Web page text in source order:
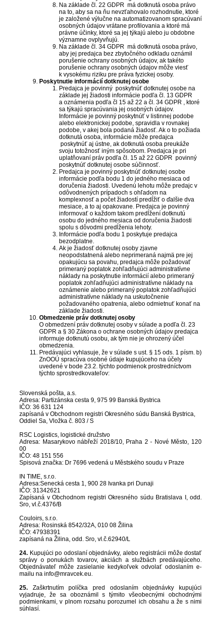
Na základe čl. 22 GDPR má dotknutá osoba právo
na to, aby sa na ňu nevzťahovalo rozhodnutie, ktoré
je založené výlučne na automatizovanom spracúvaní
osobných údajov vrátane profilovania a ktoré má
právne účinky, ktoré sa jej týkajú alebo ju obdobne
významne ovplyvňujú.
Na základe čl. 34 GDPR má dotknutá osoba právo,
aby jej predajca bez zbytočného odkladu oznámil
porušenie ochrany osobných údajov, ak takéto
porušenie ochrany osobných údajov môže viesť
k vysokému riziku pre práva fyzickej osoby.
Poskytnutie informácií dotknutej osobe
Predajca je povinný poskytnúť dotknutej osobe na
základe jej žiadosti informácie podľa čl. 13 GDPR
a oznámenia podľa čl 15 až 22 a čl. 34 GDPR , ktoré
sa týkajú spracúvania jej osobných údajov.
Informácie je povinný poskytnúť v listinnej podobe
alebo elektronickej podobe, spravidla v rovnakej
podobe, v akej bola podaná žiadosť. Ak o to požiada
dotknutá osoba, informácie môže predajca
poskytnúť aj ústne, ak dotknutá osoba preukáže
svoju totožnosť iným spôsobom. Predajca je pri
uplatňovaní práv podľa čl. 15 až 22 GDPR povinný
poskytnúť dotknutej osobe súčinnosť.
Predajca je povinný poskytnúť dotknutej osobe
informácie podľa bodu 1 do jedného mesiaca od
doručenia žiadosti. Uvedenú lehotu môže predajc v
odôvodnených prípadoch s ohľadom na
komplexnosť a počet žiadostí predĺžiť o ďalšie dva
mesiace, a to aj opakovane. Predajca je povinný
informovať o každom takom predĺžení dotknutú
osobu do jedného mesiaca od doručenia žiadosti
spolu s dôvodmi predĺženia lehoty.
Informácie podľa bodu 1 poskytuje predajca
bezodplatne.
Ak je žiadosť dotknutej osoby zjavne
neopodstatnená alebo neprimeraná najmä pre jej
opakujúcu sa povahu, predajca môže požadovať
primeraný poplatok zohľadňujúci administratívne
náklady na poskytnutie informácií alebo primeraný
poplatok zohľadňujúci administratívne náklady na
oznámenie alebo primeraný poplatok zohľadňujúci
administratívne náklady na uskutočnenie
požadovaného opatrenia, alebo odmietnuť konať na
základe žiadosti.
Obmedzenie práv dotknutej osoby
O obmedzení práv dotknutej osoby v súlade a podľa čl. 23
GDPR a § 30 Zákona o ochrane osobných údajov predajca
informuje dotknutú osobu, ak tým nie je ohrozený účel
obmedzenia.
Predávajúci vyhlasuje, že v súlade s ust. § 15 ods. 1 písm. b)
ZnOOÚ spracúva osobné údaje kupujúceho na účely
uvedené v bode 23.2. týchto podmienok prostredníctvom
týchto sprostredkovateľov:
Slovenská pošta, a.s.
Adresa: Partizánska cesta 9, 975 99 Banská Bystrica
IČO: 36 631 124
zapísaná v Obchodnom registri Okresného súdu Banská Bystrica,
Oddiel Sa, Vložka č. 803 / S
RSC Logistics, logistické družstvo
Adresa: Masarykovo nábřeží 2018/10, Praha 2 - Nové Město, 120
00
IČO: 48 151 556
Spisová značka: Dr 7696 vedená u Městského soudu v Praze
IN TIME, s.r.o.
Adresa:Senecká cesta 1, 900 28 Ivanka pri Dunaji
IČO: 31342621
Zapísaná v Obchodnom registri Okresného súdu Bratislava I, odd.
Sro, vl.č.4376/B
Couloirs, s.r.o.
Adresa: Rosinská 8542/32A, 010 08 Žilina
IČO: 47938391
zapísaná na Žilina, odd. Sro, vl.č.62940/L
24. Kupujúci po odoslaní objednávky, alebo registrácii môže dostať
správy o ponukách tovarov, akciách a službách predávajúceho.
Objednávateľ môže zasielanie kedykoľvek odvolať odoslaním e-
mailu na info@mravcek.eu.
25. Zaškrtnutím políčka pred odoslaním objednávky kupujúci
vyjadruje, že sa oboznámil s týmito všeobecnými obchodnými
podmienkami, v plnom rozsahu porozumel ich obsahu a že s nimi
súhlasí.